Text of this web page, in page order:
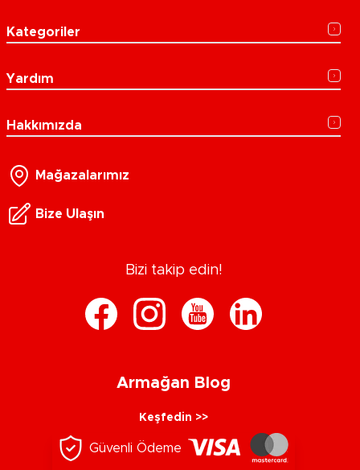
Kategoriler
Yardım
Hakkımızda
Mağazalarımız
Bize Ulaşın
Bizi takip edin!
Armağan Blog
Keşfedin >>
Güvenli Ödeme